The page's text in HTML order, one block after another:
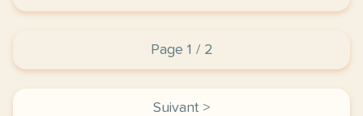
Page 1 / 2
Suivant >